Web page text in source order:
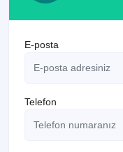
E-posta
Telefon